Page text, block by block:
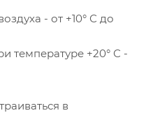
- от +10° С до
температуре +20° С -
в